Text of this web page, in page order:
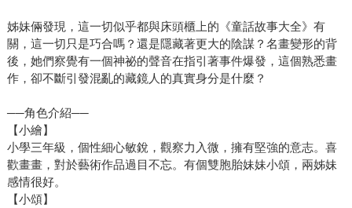
姊妹倆發現，這一切似乎都與床頭櫃上的《童話故事大全》有
關，這一切只是巧合嗎？還是隱藏著更大的陰謀？名畫變形的背
後，她們察覺有一個神祕的聲音在指引著事件爆發，這個熟悉畫
作，卻不斷引發混亂的藏鏡人的真實身分是什麼？
──角色介紹──
【小繪】
小學三年級，個性細心敏銳，觀察力入微，擁有堅強的意志。喜
歡畫畫，對於藝術作品過目不忘。有個雙胞胎妹妹小頌，兩姊妹
感情很好。
【小頌】